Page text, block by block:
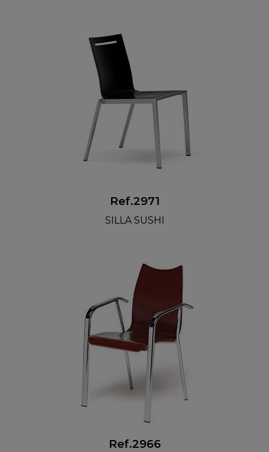
Ref.2971
SILLA SUSHI
Ref.2966